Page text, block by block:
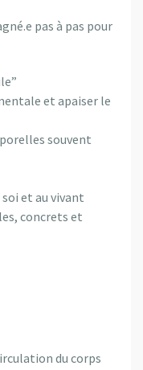
pas à pas pour
et apaiser le
souvent
et au vivant
concrets et
du corps